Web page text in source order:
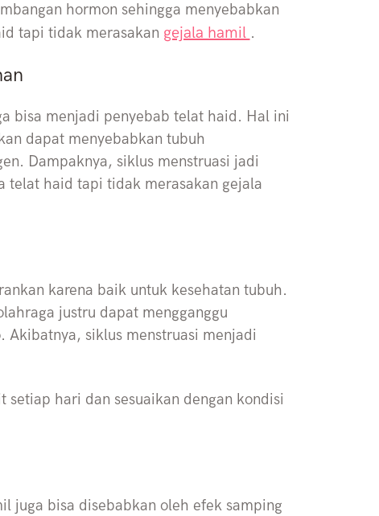
hormon sehingga menyebabkan
tapi tidak merasakan gejala hamil .
bisa menjadi penyebab telat haid. Hal ini
dapat menyebabkan tubuh
Dampaknya, siklus menstruasi jadi
telat haid tapi tidak merasakan gejala
karena baik untuk kesehatan tubuh.
justru dapat mengganggu
siklus menstruasi menjadi
hari dan sesuaikan dengan kondisi
juga bisa disebabkan oleh efek samping